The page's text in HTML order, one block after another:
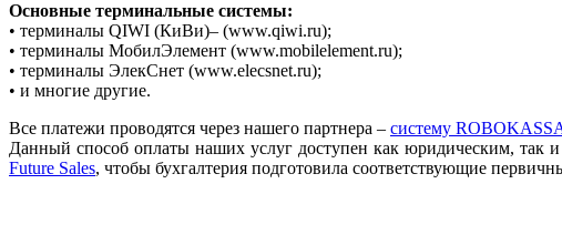
Основные терминальные системы:
• терминалы QIWI (КиВи)– (www.qiwi.ru);
• терминалы МобилЭлемент (www.mobilelement.ru);
• терминалы ЭлекСнет (www.elecsnet.ru);
• и многие другие.
Все платежи проводятся через нашего партнера – систему
Данный способ оплаты наших услуг доступен как юридическим, так
Future Sales, чтобы бухгалтерия подготовила соответствующие